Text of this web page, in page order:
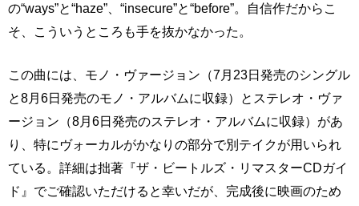
の“ways”と“haze”、“insecure”と“before”。自信作だからこ
そ、こういうところも手を抜かなかった。
この曲には、モノ・ヴァージョン（7月23日発売のシングル
と8月6日発売のモノ・アルバムに収録）とステレオ・ヴァ
ージョン（8月6日発売のステレオ・アルバムに収録）があ
り、特にヴォーカルがかなりの部分で別テイクが用いられ
ている。詳細は拙著『ザ・ビートルズ・リマスターCDガイ
ド』でご確認いただけると幸いだが、完成後に映画のため